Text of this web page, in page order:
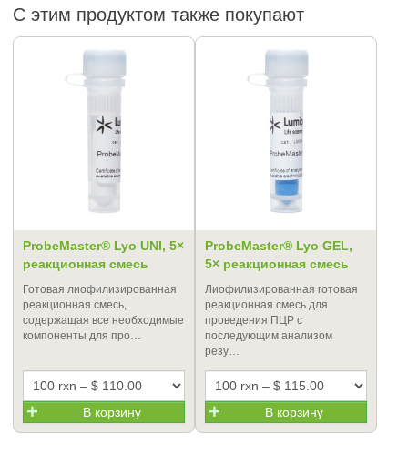
С этим продуктом также покупают
ProbeMaster® Lyo UNI, 5×
реакционная смесь
Готовая лиофилизированная
реакционная смесь,
содержащая все необходимые
компоненты для про…
В корзину
ProbeMaster® Lyo GEL,
5× реакционная смесь
Лиофилизированная готовая
реакционная смесь для
проведения ПЦР с
последующим анализом
резу…
В корзину